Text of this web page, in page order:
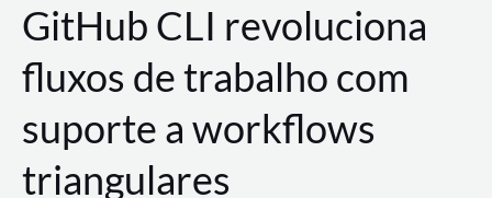
GitHub CLI revoluciona
fluxos de trabalho com
suporte a workflows
triangulares